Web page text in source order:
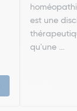
est une
qu'une ...